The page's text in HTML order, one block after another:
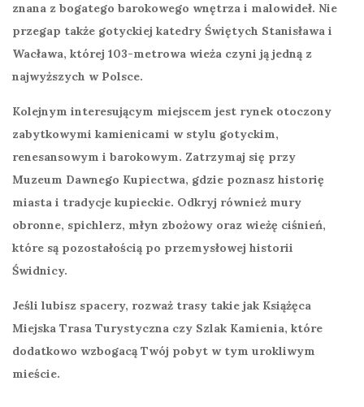
znana z bogatego barokowego wnętrza i malowideł. Nie
przegap także gotyckiej katedry Świętych Stanisława i
Wacława, której 103-metrowa wieża czyni ją jedną z
najwyższych w Polsce.
Kolejnym interesującym miejscem jest rynek otoczony
zabytkowymi kamienicami w stylu gotyckim,
renesansowym i barokowym. Zatrzymaj się przy
Muzeum Dawnego Kupiectwa, gdzie poznasz historię
miasta i tradycje kupieckie. Odkryj również mury
obronne, spichlerz, młyn zbożowy oraz wieżę ciśnień,
które są pozostałością po przemysłowej historii
Świdnicy.
Jeśli lubisz spacery, rozważ trasy takie jak Książęca
Miejska Trasa Turystyczna czy Szlak Kamienia, które
dodatkowo wzbogacą Twój pobyt w tym urokliwym
mieście.